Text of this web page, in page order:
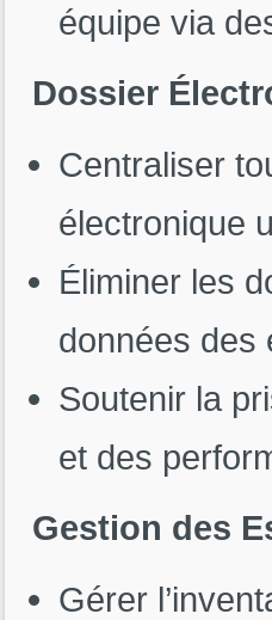
équipe via
Dossier
Centraliser
électronique
Éliminer les
données des
Soutenir la
et des
Gestion des
Gérer